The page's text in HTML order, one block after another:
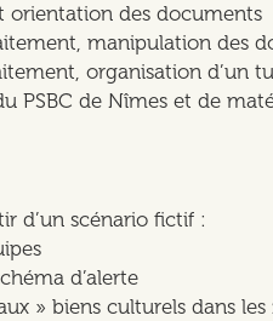
orientation des documents
manipulation des
organisation d’un
PSBC de Nîmes et de
d’un scénario fictif :
d’alerte
» biens culturels dans les